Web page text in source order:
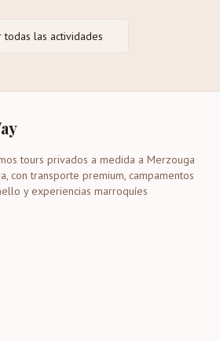
todas las actividades
tours privados a medida a Merzouga
con transporte premium, campamentos
y experiencias marroquíes